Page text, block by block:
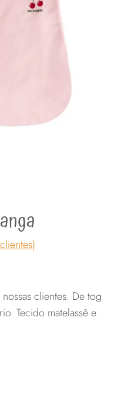
clientes. De tog
Tecido matelassê e